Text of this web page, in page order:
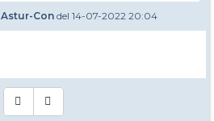
Astur-Con del 14-07-2022 20:04